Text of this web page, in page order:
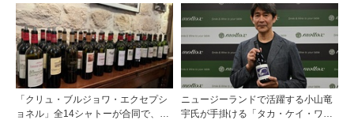
「クリュ・ブルジョワ・エクセプシ
ョネル」全14シャトーが合同で、ジ
ニュージーランドで活躍する小山竜
宇氏が手掛ける「タカ・ケイ・ワイ